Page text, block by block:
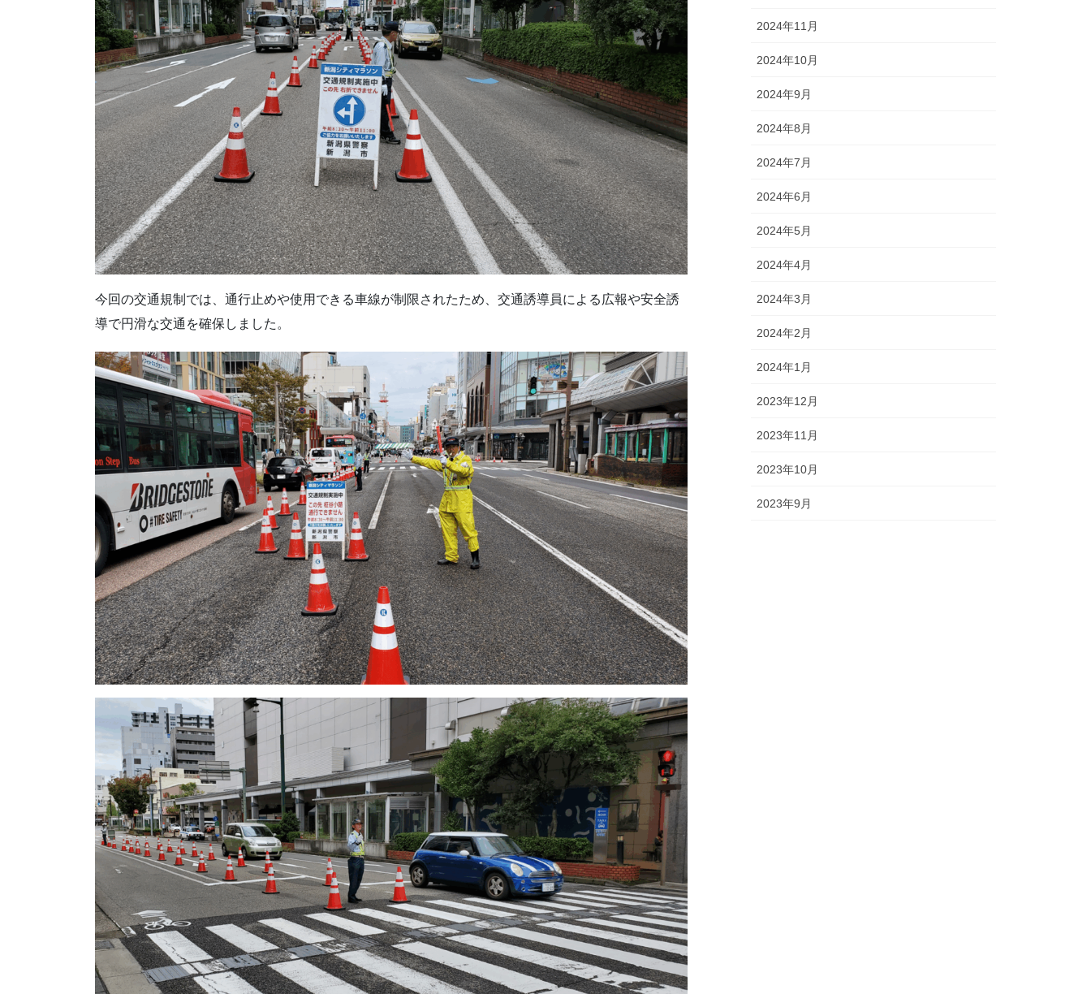
今回の交通規制では、通行止めや使用できる車線が制限されたため、交通誘導員による広報や安全誘
導で円滑な交通を確保しました。
2024年11月
2024年10月
2024年9月
2024年8月
2024年7月
2024年6月
2024年5月
2024年4月
2024年3月
2024年2月
2024年1月
2023年12月
2023年11月
2023年10月
2023年9月